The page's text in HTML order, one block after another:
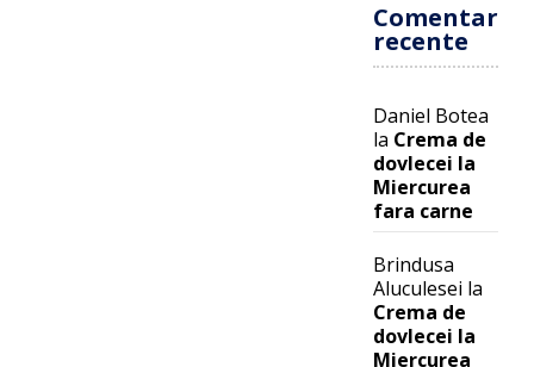
Comentarii
recente
Daniel Botea
la Crema de
dovlecei la
Miercurea
fara carne
Brindusa
Aluculesei la
Crema de
dovlecei la
Miercurea